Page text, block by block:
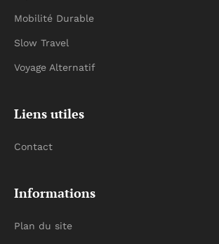
Mobilité Durable
Slow Travel
Voyage Alternatif
Liens utiles
Contact
Informations
Plan du site